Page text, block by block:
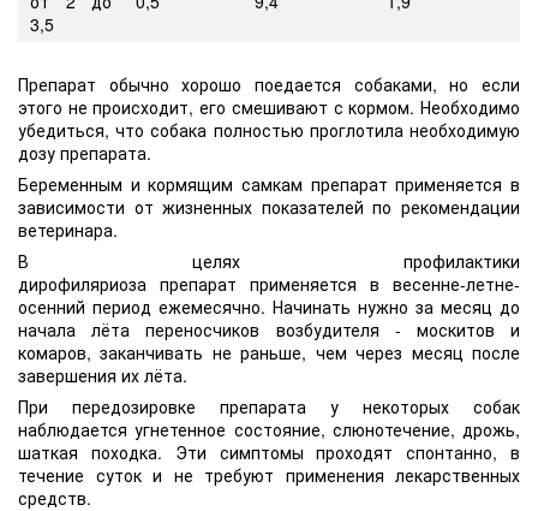
3,5
Препарат обычно хорошо поедается собаками, но если
этого не происходит, его смешивают с кормом. Необходимо
убедиться, что собака полностью проглотила необходимую
дозу препарата.
Беременным и кормящим самкам препарат применяется в
зависимости от жизненных показателей по рекомендации
ветеринара.
В целях профилактики
дирофиляриоза препарат применяется в весенне-летне-
осенний период ежемесячно. Начинать нужно за месяц до
начала лёта переносчиков возбудителя - москитов и
комаров, заканчивать не раньше, чем через месяц после
завершения их лёта.
При передозировке препарата у некоторых собак
наблюдается угнетенное состояние, слюнотечение, дрожь,
шаткая походка. Эти симптомы проходят спонтанно, в
течение суток и не требуют применения лекарственных
средств.